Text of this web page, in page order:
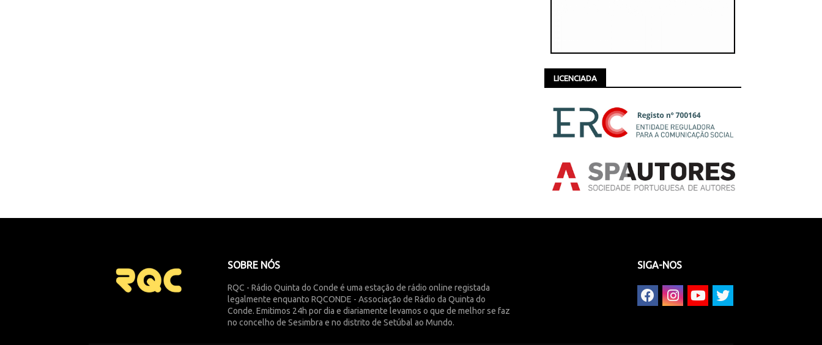
LICENCIADA
SOBRE NÓS
RQC - Rádio Quinta do Conde é uma estação de rádio online registada
legalmente enquanto RQCONDE - Associação de Rádio da Quinta do
Conde. Emitimos 24h por dia e diariamente levamos o que de melhor se faz
no concelho de Sesimbra e no distrito de Setúbal ao Mundo.
SIGA-NOS